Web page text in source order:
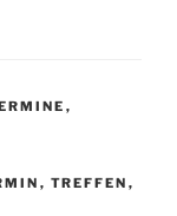
,
, TREFFEN ,